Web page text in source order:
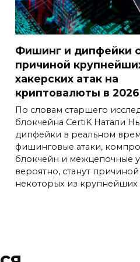
Фишинг и дипфейки
причиной
хакерских атак на
криптовалюты в
По словам старшего
блокчейна CertiK Натали
дипфейки в реальном
фишинговые атаки,
блокчейн и межцепочные
вероятно, станут причиной
некоторых из крупнейших